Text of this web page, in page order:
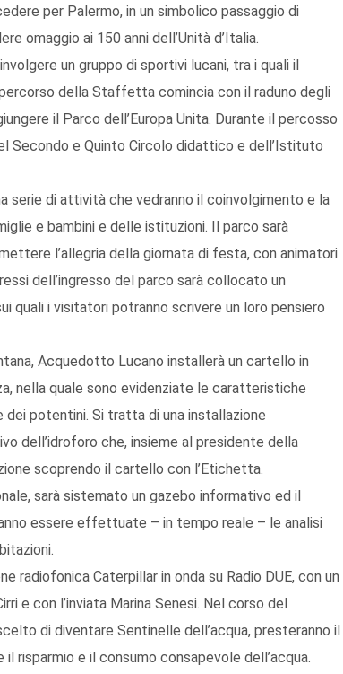
per Palermo, in un simbolico passaggio di
omaggio ai 150 anni dell’Unità d’Italia.
un gruppo di sportivi lucani, tra i quali il
della Staffetta comincia con il raduno degli
il Parco dell’Europa Unita. Durante il percosso
Secondo e Quinto Circolo didattico e dell’Istituto
serie di attività che vedranno il coinvolgimento e la
e bambini e delle istituzioni. Il parco sarà
l’allegria della giornata di festa, con animatori
dell’ingresso del parco sarà collocato un
quali i visitatori potranno scrivere un loro pensiero
Acquedotto Lucano installerà un cartello in
nella quale sono evidenziate le caratteristiche
dei potentini. Si tratta di una installazione
dell’idroforo che, insieme al presidente della
scoprendo il cartello con l’Etichetta.
sarà sistemato un gazebo informativo ed il
essere effettuate – in tempo reale – le analisi
radiofonica Caterpillar in onda su Radio DUE, con un
e con l’inviata Marina Senesi. Nel corso del
di diventare Sentinelle dell’acqua, presteranno il
risparmio e il consumo consapevole dell’acqua.